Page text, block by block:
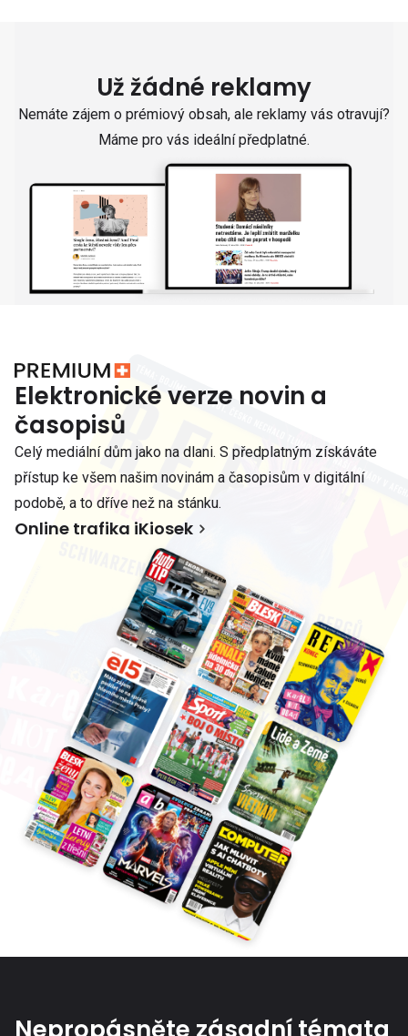
Už žádné reklamy
Nemáte zájem o prémiový obsah, ale reklamy vás otravují?
Máme pro vás ideální předplatné.
Elektronické verze novin a
časopisů
Celý mediální dům jako na dlani. S předplatným získáváte
přístup ke všem našim novinám a časopisům v digitální
podobě, a to dříve než na stánku.
Online trafika iKiosek